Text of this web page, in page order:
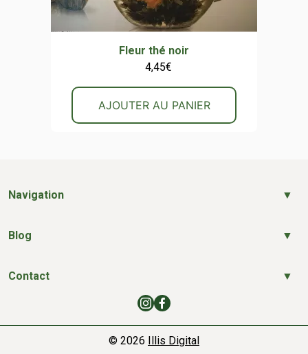
Fleur thé noir
4,45€
AJOUTER AU PANIER
Navigation
Blog
Contact
© 2026 Illis Digital